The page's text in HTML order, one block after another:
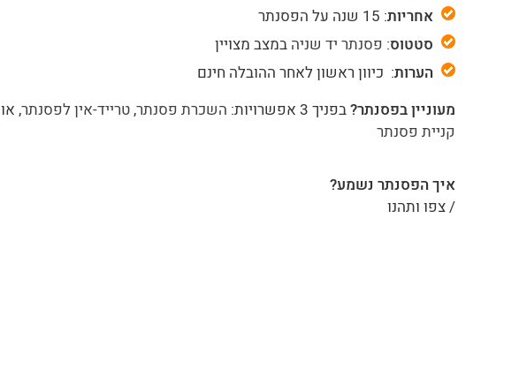
אחריות: 15 שנה על הפסנתר
סטטוס: פסנתר יד שניה במצב מצויין
הערות: כיוון ראשון לאחר ההובלה חינם
מעוניין בפסנתר?בפניך 3 אפשרויות: השכרת פסנתר,טרייד-אין לפסנתר, או
קניית פסנתר
איך הפסנתר נשמע?
/ צפו ותהנו